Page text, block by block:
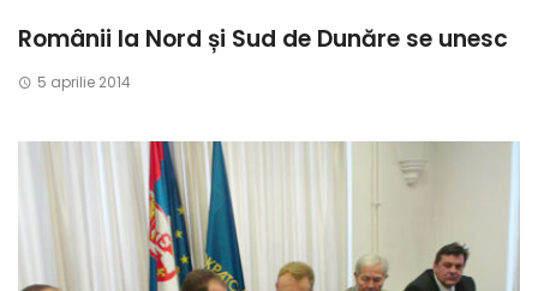
Românii la Nord și Sud de Dunăre se unesc
5 aprilie 2014